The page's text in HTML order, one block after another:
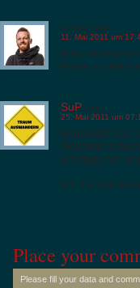
czery sagt:
11. Mai 2011 um
Naja, so lange
Danke für den
SuP sagt:
25. Mai 2011 um
Genau das wäre
abhängig wie
P.S.: Endlich
Place your
Please fill your data and